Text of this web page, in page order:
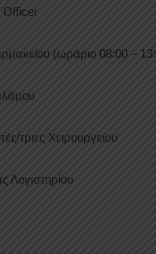
Officer
(ωράριο 08:00 –
τριες Χειρουργείου
Λογιστηρίου